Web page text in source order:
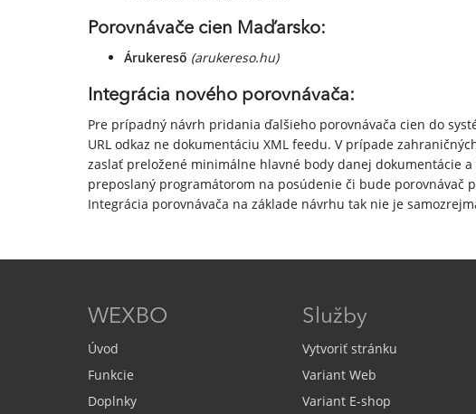
Porovnávače cien Maďarsko:
Árukereső (arukereso.hu)
Integrácia nového porovnávača:
Pre prípadný návrh pridania ďalšieho porovnávača cien do
URL odkaz ne dokumentáciu XML feedu. V prípade
zaslať preložené minimálne hlavné body danej dokumentácie
preposlaný programátorom na posúdenie či bude porovnávač
Integrácia porovnávača na základe návrhu tak nie je
WEXBO
Úvod
Funkcie
Doplnky
Služby
Vytvoriť stránku
Variant Web
Variant E-shop